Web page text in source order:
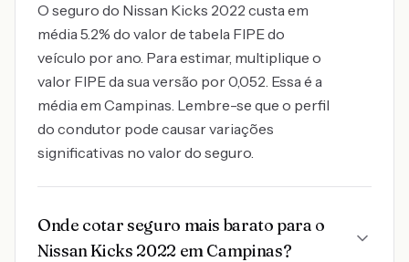
O seguro do Nissan Kicks 2022 custa em
média 5.2% do valor de tabela FIPE do
veículo por ano. Para estimar, multiplique o
valor FIPE da sua versão por 0,052. Essa é a
média em Campinas. Lembre-se que o perfil
do condutor pode causar variações
significativas no valor do seguro.
Onde cotar seguro mais barato para o
Nissan Kicks 2022 em Campinas?